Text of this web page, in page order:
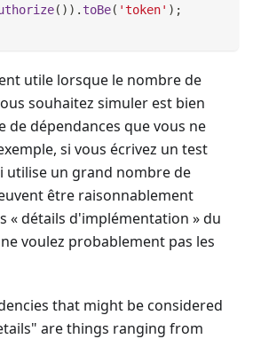
( ) ) . toBe( 'token' ) ;
utile lorsque le nombre de
souhaitez simuler est bien
de dépendances que vous ne
si vous écrivez un test
utilise un grand nombre de
être raisonnablement
« détails d'implémentation » du
voulez probablement pas les
that might be considered
are things ranging from